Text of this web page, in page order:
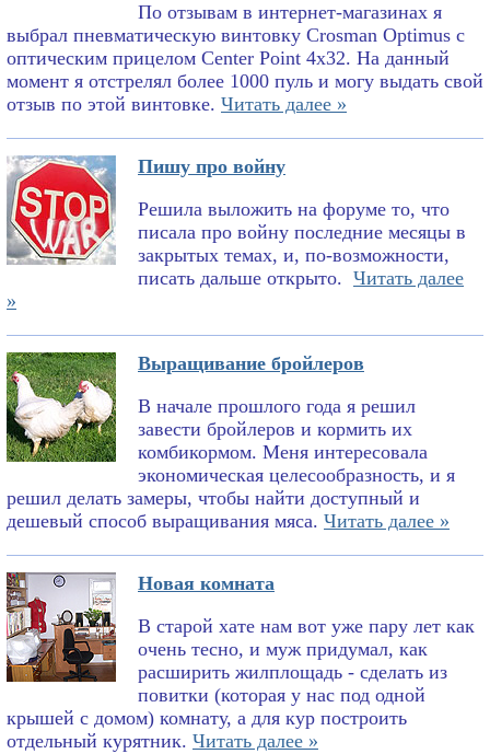
По отзывам в интернет-магазинах я
выбрал пневматическую винтовку Crosman Optimus с
оптическим прицелом Center Point 4x32. На данный
момент я отстрелял более 1000 пуль и могу выдать свой
отзыв по этой винтовке. Читать далее »
Пишу про войну
Решила выложить на форуме то, что
писала про войну последние месяцы в
закрытых темах, и, по-возможности,
писать дальше открыто. Читать далее
»
Выращивание бройлеров
В начале прошлого года я решил
завести бройлеров и кормить их
комбикормом. Меня интересовала
экономическая целесообразность, и я
решил делать замеры, чтобы найти доступный и
дешевый способ выращивания мяса. Читать далее »
Новая комната
В старой хате нам вот уже пару лет как
очень тесно, и муж придумал, как
расширить жилплощадь - сделать из
повитки (которая у нас под одной
крышей с домом) комнату, а для кур построить
отдельный курятник. Читать далее »